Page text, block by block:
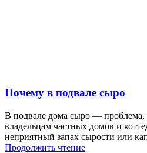
Почему в подвале сыро
В подвале дома сыро — проблема,
владельцам частных домов и
неприятный запах сырости или
Продолжить чтение